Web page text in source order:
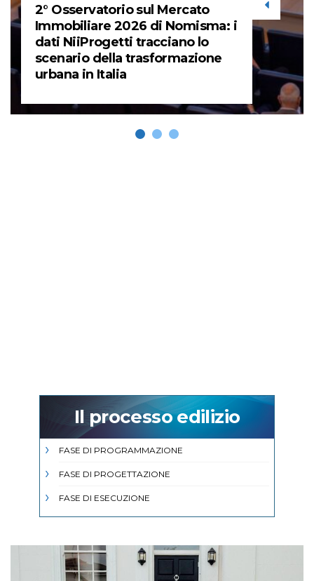
2° Osservatorio sul Mercato
Immobiliare 2026 di Nomisma: i
dati NiiProgetti tracciano lo
scenario della trasformazione
urbana in Italia
Il processo edilizio
FASE DI PROGRAMMAZIONE
FASE DI PROGETTAZIONE
FASE DI ESECUZIONE